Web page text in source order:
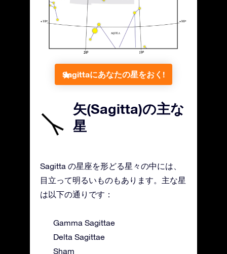
Sagittaにあなたの星をおく!
矢(Sagitta)の主な
星
Sagitta の星座を形どる星々の中には、
目立って明るいものもあります。主な星
は以下の通りです：
Gamma Sagittae
Delta Sagittae
Sham